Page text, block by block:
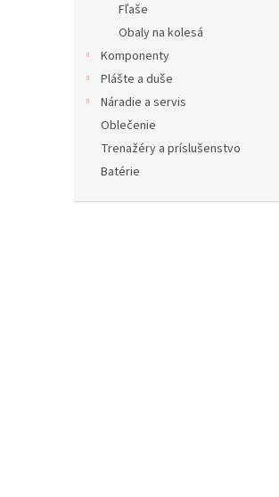
Fľaše
Obaly na kolesá
Komponenty
Plášte a duše
Náradie a servis
Oblečenie
Trenažéry a príslušenstvo
Batérie